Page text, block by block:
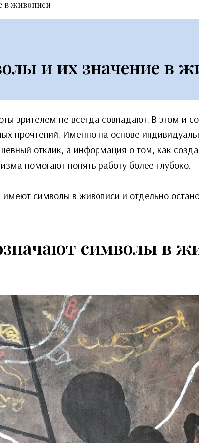
в живописи
и их значение в
зрителем не всегда совпадают. В этом и
прочтений. Именно на основе
отклик, а информация о том, как
помогают понять работу более глубоко.
символы в живописи и отдельно
символы в